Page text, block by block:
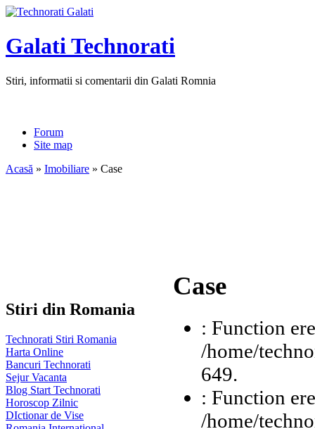
Galati Technorati
Stiri, informatii si comentarii din Galati Romnia
Forum
Site map
Acasă » Imobiliare » Case
Stiri din Romania
Technorati Stiri Romania
Harta Online
Bancuri Technorati
Sejur Vacanta
Blog Start Technorati
Horoscop Zilnic
DIctionar de Vise
Case
: Function
/home/
649.
: Function
/home/